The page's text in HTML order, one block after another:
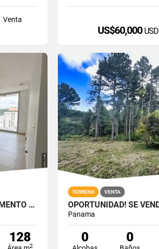
Venta
US$60,000 USD
OPORTUNIDAD! SE VENDE APARTAMENTO EN EL CANGREJO
128
2
TERRENO VENTA
Panama
0 0